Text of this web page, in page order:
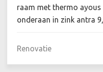
raam met thermo
onderaan in zink antra
Renovatie